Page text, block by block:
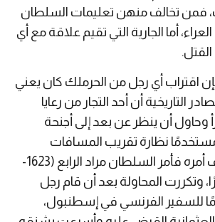
فمن تخالف منهن تعليمات السلطان
أما الجارية التي تقيم علاقة مع أي
اقتراب أي رجل من الحرملك كان يعني
التاريخية أن أحد التجار من رعايا
وحاول أن ينظر عن بعد إلى أجنحة
نظارة تقريب المسافات
وسرعان ما اكتشف أمره فأمر السلطان مراد الرابع (1623-
وتكررت المحاولة بعد أن قام رجل
للسفير الفرنسي في إسطنبول،